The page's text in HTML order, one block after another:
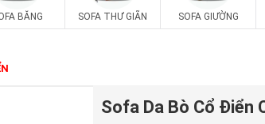
BĂNG SOFA THƯ GIÃN SOFA GIƯỜNG
Sofa Da Bò Cổ Điển